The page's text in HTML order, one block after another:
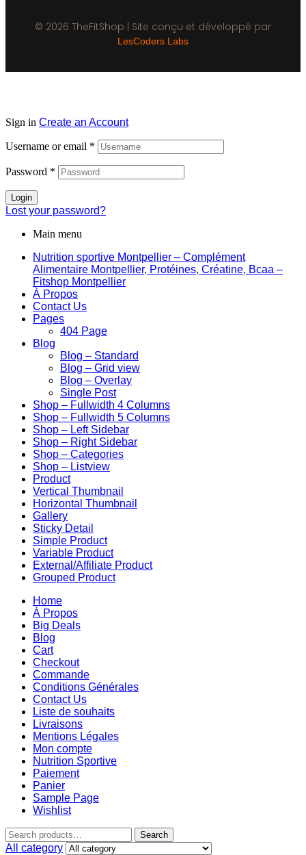
© 2026 TheFitShop | Site conçu et développé par
LesCoders Labs
Sign in Create an Account
Username or email *
Password *
Login
Lost your password?
Main menu
Nutrition sportive Montpellier – Complément
Alimentaire Montpellier, Protéines, Créatine, Bcaa –
Fitshop Montpellier
À Propos
Contact Us
Pages
404 Page
Blog
Blog – Standard
Blog – Grid view
Blog – Overlay
Single Post
Shop – Fullwidth 4 Columns
Shop – Fullwidth 5 Columns
Shop – Left Sidebar
Shop – Right Sidebar
Shop – Categories
Shop – Listview
Product
Vertical Thumbnail
Horizontal Thumbnail
Gallery
Sticky Detail
Simple Product
Variable Product
External/Affiliate Product
Grouped Product
Home
À Propos
Big Deals
Blog
Cart
Checkout
Commande
Conditions Générales
Contact Us
Liste de souhaits
Livraisons
Mentions Légales
Mon compte
Nutrition Sportive
Paiement
Panier
Sample Page
Wishlist
Search
All category